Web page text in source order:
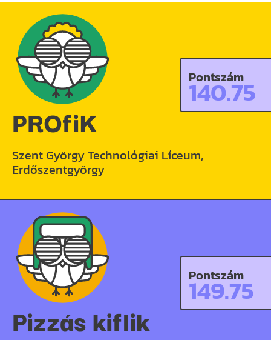
PROfiK
Szent György Technológiai Líceum,
Erdőszentgyörgy
Pontszám
140.75
Pizzás kiflik
Pontszám
149.75